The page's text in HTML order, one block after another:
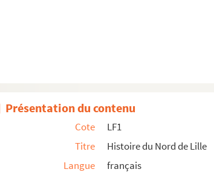
Présentation du contenu
Cote
LF1
Titre
Histoire du Nord de Lille
Langue
français